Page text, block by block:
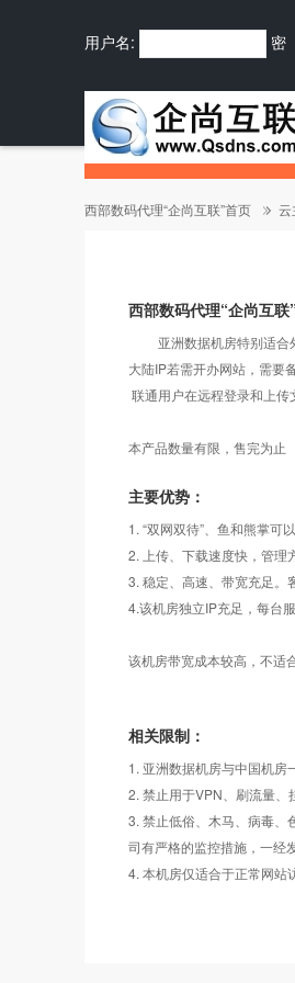
用户名: 密
西部数码代理“企尚互联”首页 云
西部数码代理“企尚互
亚洲数据机房特别适合外
大陆IP若需开办网站，需要
联通用户在远程登录和上传
本产品数量有限，售完为止
主要优势：
1. “双网双待”、鱼和熊掌可
2. 上传、下载速度快，管理
3. 稳定、高速、带宽充足。
4.该机房独立IP充足，每台
该机房带宽成本较高，不适
相关限制：
1. 亚洲数据机房与中国机房
2. 禁止用于VPN、刷流量、
3. 禁止低俗、木马、病毒、
司有严格的监控措施，一经
4. 本机房仅适合于正常网站